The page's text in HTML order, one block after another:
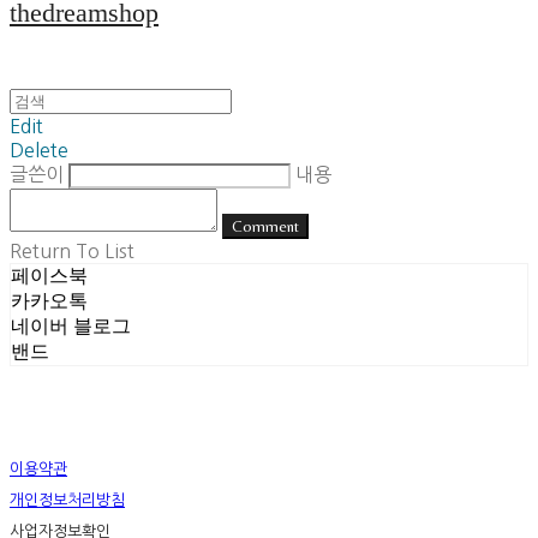
thedreamshop
Edit
Delete
글쓴이
내용
Comment
Return To List
페이스북
카카오톡
네이버 블로그
밴드
이용약관
개인정보처리방침
사업자정보확인